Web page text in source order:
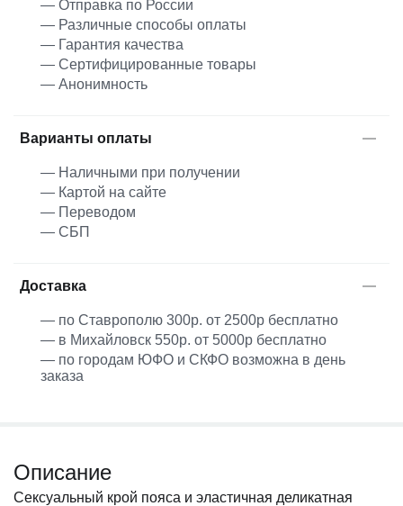
— Отправка по России
— Различные способы оплаты
— Гарантия качества
— Сертифицированные товары
— Анонимность
Варианты оплаты
— Наличными при получении
— Картой на сайте
— Переводом
— СБП
Доставка
— по Ставрополю 300р. от 2500р бесплатно
— в Михайловск 550р. от 5000р бесплатно
— по городам ЮФО и СКФО возможна в день
заказа
Описание
Сексуальный крой пояса и эластичная деликатная